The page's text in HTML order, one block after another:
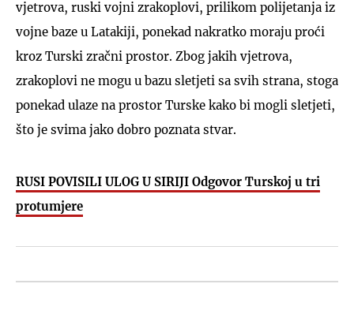
vjetrova, ruski vojni zrakoplovi, prilikom polijetanja iz
vojne baze u Latakiji, ponekad nakratko moraju proći
kroz Turski zračni prostor. Zbog jakih vjetrova,
zrakoplovi ne mogu u bazu sletjeti sa svih strana, stoga
ponekad ulaze na prostor Turske kako bi mogli sletjeti,
što je svima jako dobro poznata stvar.
RUSI POVISILI ULOG U SIRIJI Odgovor Turskoj u tri
protumjere